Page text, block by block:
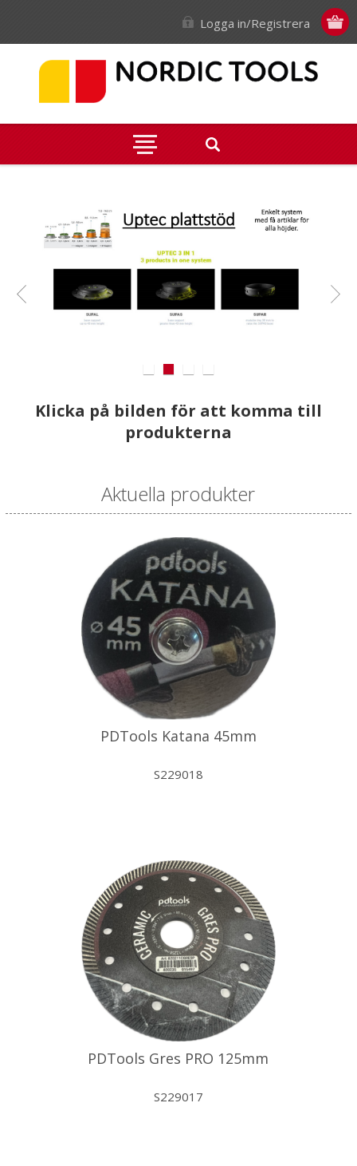
Logga in/Registrera
Klicka på bilden för att komma till
produkterna
Aktuella produkter
PDTools Katana 45mm
S229018
PDTools Gres PRO 125mm
S229017